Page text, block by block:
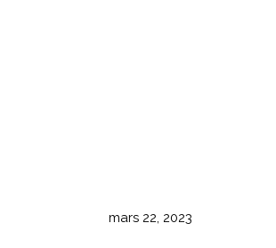
mars 22, 2023